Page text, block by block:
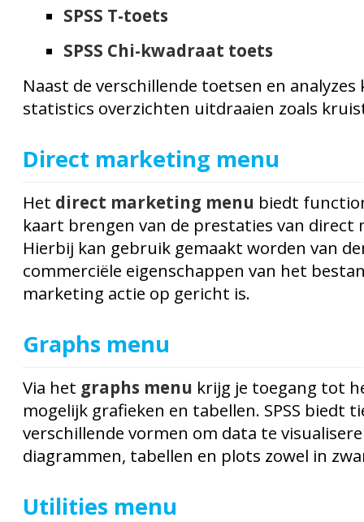
SPSS T-toets
SPSS Chi-kwadraat toets
Naast de verschillende toetsen en
statistics overzichten uitdraaien zoals
Direct marketing menu
Het direct marketing menu biedt
kaart brengen van de prestaties van direct
Hierbij kan gebruik gemaakt worden van
commerciële eigenschappen van het
marketing actie op gericht is.
Graphs menu
Via het graphs menu krijg je toegang tot
mogelijk grafieken en tabellen. SPSS biedt
verschillende vormen om data te
diagrammen, tabellen en plots zowel in
Utilities menu